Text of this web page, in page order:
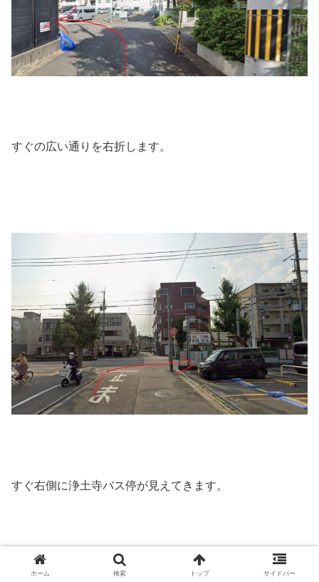
すぐの広い通りを右折します。
すぐ右側に浄土寺バス停が見えてきます。
ホーム 検索 トップ サイドバー